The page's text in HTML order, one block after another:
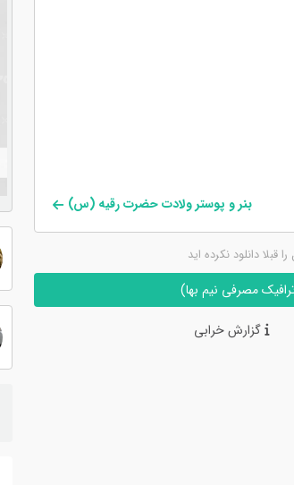
بنر و پوستر ولادت حضرت رقیه (س)
قبلا دانلود نکرده اید
مصرفی نیم بها)
گزارش خرابی